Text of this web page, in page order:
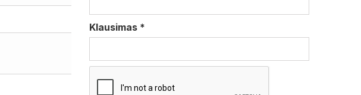
Klausimas *